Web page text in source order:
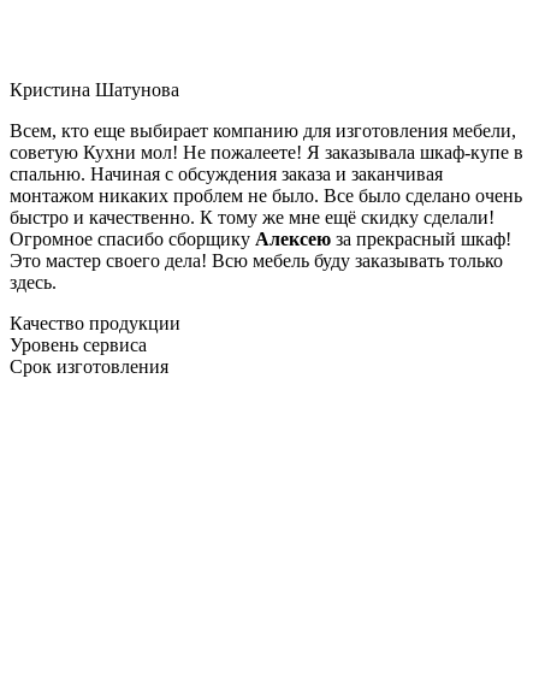
Кристина Шатунова
Всем, кто еще выбирает компанию для изготовления мебели,
советую Кухни мол! Не пожалеете! Я заказывала шкаф-купе в
спальню. Начиная с обсуждения заказа и заканчивая
монтажом никаких проблем не было. Все было сделано очень
быстро и качественно. К тому же мне ещё скидку сделали!
Огромное спасибо сборщику Алексею за прекрасный шкаф!
Это мастер своего дела! Всю мебель буду заказывать только
здесь.
Качество продукции
Уровень сервиса
Срок изготовления